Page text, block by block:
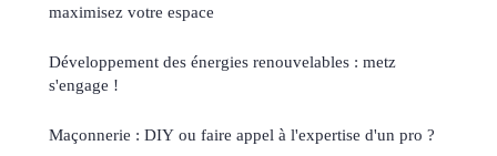
maximisez votre espace
Développement des énergies renouvelables : metz
s'engage !
Maçonnerie : DIY ou faire appel à l'expertise d'un pro ?